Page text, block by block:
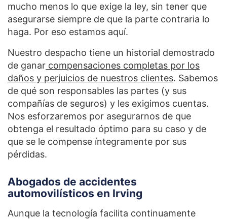
mucho menos lo que exige la ley, sin tener que
asegurarse siempre de que la parte contraria lo
haga. Por eso estamos aquí.
Nuestro despacho tiene un historial demostrado
de ganar compensaciones completas por los
daños y perjuicios de nuestros clientes. Sabemos
de qué son responsables las partes (y sus
compañías de seguros) y les exigimos cuentas.
Nos esforzaremos por asegurarnos de que
obtenga el resultado óptimo para su caso y de
que se le compense íntegramente por sus
pérdidas.
Abogados de accidentes
automovilísticos en Irving
Aunque la tecnología facilita continuamente